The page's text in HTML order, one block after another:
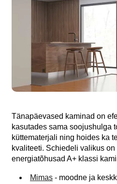
Tänapäevased kaminad on
kasutades sama soojushulga
küttematerjali ning hoides ka
kvaliteeti. Schiedeli valikus
energiatõhusad A+ klassi
Mimas - moodne ja